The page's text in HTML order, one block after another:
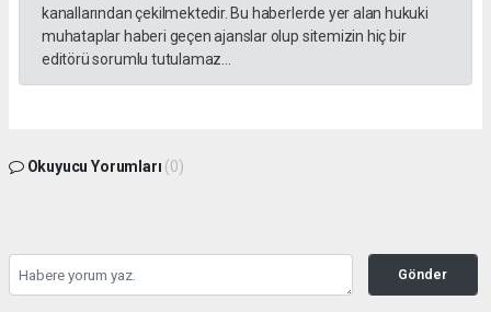
kanallarından çekilmektedir. Bu haberlerde yer alan hukuki
muhataplar haberi geçen ajanslar olup sitemizin hiç bir
editörü sorumlu tutulamaz...
Okuyucu Yorumları (0)
Gönder